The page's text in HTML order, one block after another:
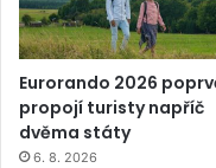
Eurorando 2026
propojí turisty napříč
dvěma státy
6. 8. 2026